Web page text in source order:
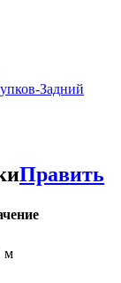
Задний
Править
м